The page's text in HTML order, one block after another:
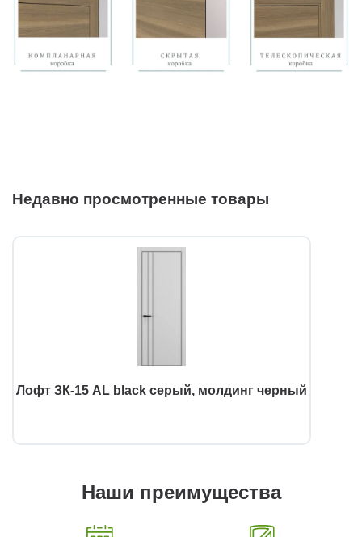
Недавно просмотренные товары
Лофт ЗК-15 AL black серый, молдинг черный
Наши преимущества